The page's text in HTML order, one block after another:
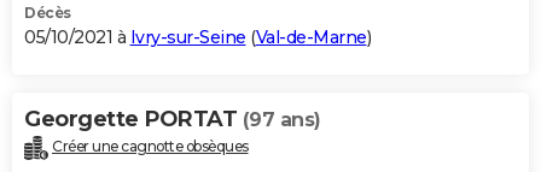
Décès
05/10/2021 à Ivry-sur-Seine (Val-de-Marne)
Georgette PORTAT (97 ans)
Créer une cagnotte obsèques